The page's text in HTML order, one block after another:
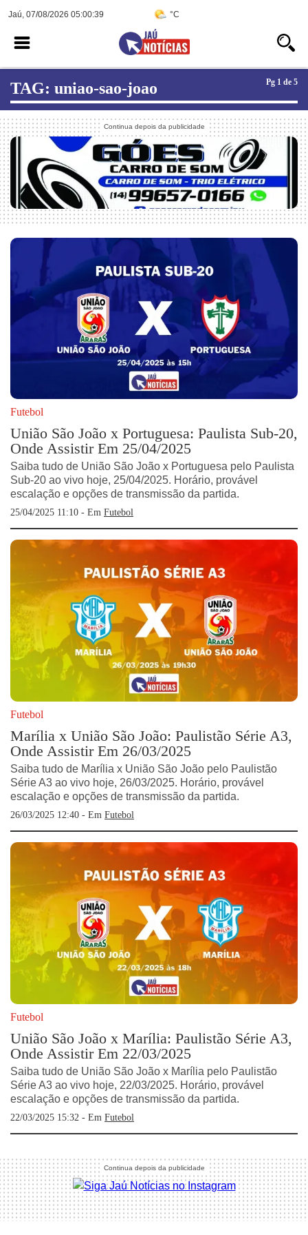
Jaú, 07/08/2026 05:00:39 °C
TAG: uniao-sao-joao Pg 1 de 5
Futebol
União São João x Portuguesa: Paulista Sub-20,
Onde Assistir Em 25/04/2025
Saiba tudo de União São João x Portuguesa pelo Paulista
Sub-20 ao vivo hoje, 25/04/2025. Horário, provável
escalação e opções de transmissão da partida.
25/04/2025 11:10 - Em Futebol
Futebol
Marília x União São João: Paulistão Série A3,
Onde Assistir Em 26/03/2025
Saiba tudo de Marília x União São João pelo Paulistão
Série A3 ao vivo hoje, 26/03/2025. Horário, provável
escalação e opções de transmissão da partida.
26/03/2025 12:40 - Em Futebol
Futebol
União São João x Marília: Paulistão Série A3,
Onde Assistir Em 22/03/2025
Saiba tudo de União São João x Marília pelo Paulistão
Série A3 ao vivo hoje, 22/03/2025. Horário, provável
escalação e opções de transmissão da partida.
22/03/2025 15:32 - Em Futebol